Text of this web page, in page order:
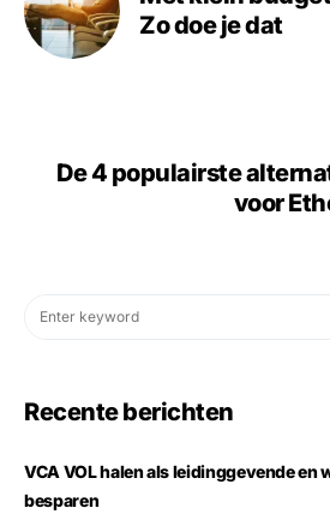
Zo doe je dat
De 4 populairste
voor
Recente berichten
VCA VOL halen als leidinggevende en
besparen